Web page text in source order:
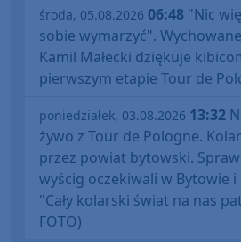
środa, 05.08.2026 06:48 "Nic
sobie wymarzyć".
Kamil Małecki dziękuje
pierwszym etapie Tour de
poniedziałek, 03.08.2026 13:32
żywo z Tour de Pologne.
przez powiat bytowski.
wyścig oczekiwali w Bytowie i
"Cały kolarski świat na nas
FOTO)